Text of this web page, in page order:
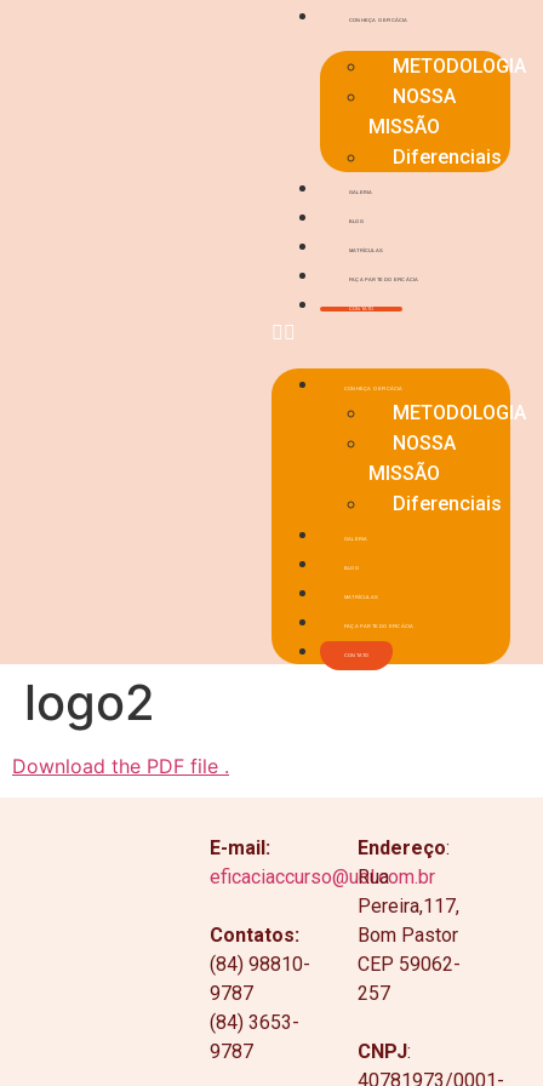
CONHEÇA O EFICÁCIA
METODOLOGIA
NOSSA
MISSÃO
Diferenciais
GALERIA
BLOG
MATRÍCULAS
FAÇA PARTE DO EFICÁCIA
CONTATO
CONHEÇA O EFICÁCIA
METODOLOGIA
NOSSA
MISSÃO
Diferenciais
GALERIA
BLOG
MATRÍCULAS
FAÇA PARTE DO EFICÁCIA
CONTATO
logo2
Download the PDF file .
E-mail:
eficaciaccurso@uol.com.br
Contatos:
(84) 98810-
9787
(84) 3653-
9787
Endereço:
Rua
Pereira,117,
Bom Pastor
CEP 59062-
257
CNPJ:
40781973/0001-